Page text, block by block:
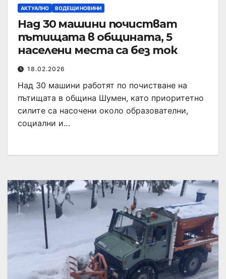
АКТУАЛНО ВОДЕЩИ НОВИНИ
Над 30 машини почистват
пътищата в общината, 5
населени места са без ток
18.02.2026
Над 30 машини работят по почистване на
пътищата в община Шумен, като приоритетно
силите са насочени около образователни,
социални и…